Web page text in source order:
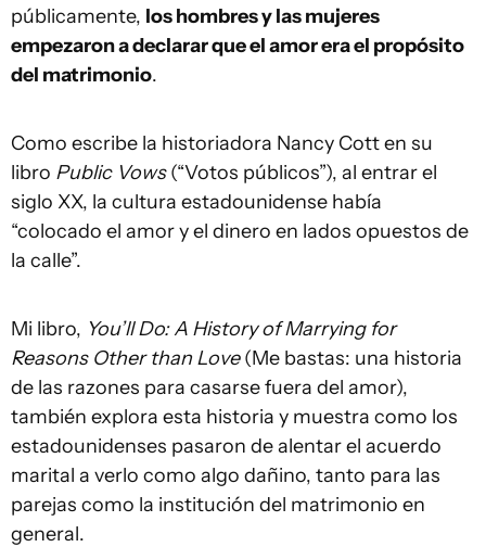
públicamente, los hombres y las mujeres
empezaron a declarar que el amor era el propósito
del matrimonio.
Como escribe la historiadora Nancy Cott en su
libro Public Vows(“Votos públicos”), al entrar el
siglo XX, la cultura estadounidense había
“colocado el amor y el dinero en lados opuestos de
la calle”.
Mi libro, You’ll Do: A History of Marrying for
Reasons Other than Love(Me bastas: una historia
de las razones para casarse fuera del amor),
también explora esta historia y muestra como los
estadounidenses pasaron de alentar el acuerdo
marital a verlo como algo dañino, tanto para las
parejas como la institución del matrimonio en
general.